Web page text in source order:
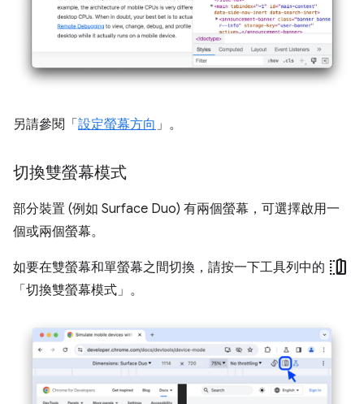
另請參閱「 設定螢幕方向 」。
切換雙螢幕模式
部分裝置 (例如 Surface Duo) 有兩個螢幕，可選擇啟用一
個或兩個螢幕。
如要在雙螢幕和單螢幕之間切換，請按一下工具列中的 devices_fold
「切換雙螢幕模式」 。